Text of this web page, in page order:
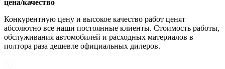
цена/качество
Конкурентную цену и высокое качество работ ценят
абсолютно все наши постоянные клиенты. Стоимость работы,
обслуживания автомобилей и расходных материалов в
полтора раза дешевле официальных дилеров.